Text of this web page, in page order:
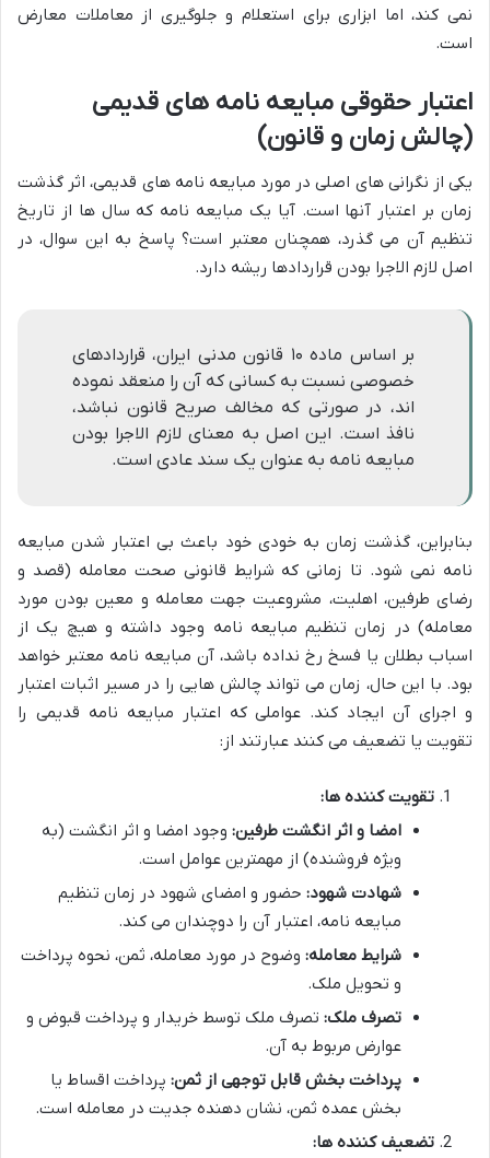
نمی کند، اما ابزاری برای استعلام و جلوگیری از معاملات معارض
است.
اعتبار حقوقی مبایعه نامه های قدیمی
(چالش زمان و قانون)
یکی از نگرانی های اصلی در مورد مبایعه نامه های قدیمی، اثر گذشت
زمان بر اعتبار آنها است. آیا یک مبایعه نامه که سال ها از تاریخ
تنظیم آن می گذرد، همچنان معتبر است؟ پاسخ به این سوال، در
اصل لازم الاجرا بودن قراردادها ریشه دارد.
بر اساس ماده ۱۰ قانون مدنی ایران، قراردادهای
خصوصی نسبت به کسانی که آن را منعقد نموده
اند، در صورتی که مخالف صریح قانون نباشد،
نافذ است. این اصل به معنای لازم الاجرا بودن
مبایعه نامه به عنوان یک سند عادی است.
بنابراین، گذشت زمان به خودی خود باعث بی اعتبار شدن مبایعه
نامه نمی شود. تا زمانی که شرایط قانونی صحت معامله (قصد و
رضای طرفین، اهلیت، مشروعیت جهت معامله و معین بودن مورد
معامله) در زمان تنظیم مبایعه نامه وجود داشته و هیچ یک از
اسباب بطلان یا فسخ رخ نداده باشد، آن مبایعه نامه معتبر خواهد
بود. با این حال، زمان می تواند چالش هایی را در مسیر اثبات اعتبار
و اجرای آن ایجاد کند. عواملی که اعتبار مبایعه نامه قدیمی را
تقویت یا تضعیف می کنند عبارتند از:
تقویت کننده ها:
امضا و اثر انگشت طرفین: وجود امضا و اثر انگشت (به
ویژه فروشنده) از مهمترین عوامل است.
شهادت شهود: حضور و امضای شهود در زمان تنظیم
مبایعه نامه، اعتبار آن را دوچندان می کند.
شرایط معامله: وضوح در مورد معامله، ثمن، نحوه پرداخت
و تحویل ملک.
تصرف ملک: تصرف ملک توسط خریدار و پرداخت قبوض و
عوارض مربوط به آن.
پرداخت بخش قابل توجهی از ثمن: پرداخت اقساط یا
بخش عمده ثمن، نشان دهنده جدیت در معامله است.
تضعیف کننده ها: